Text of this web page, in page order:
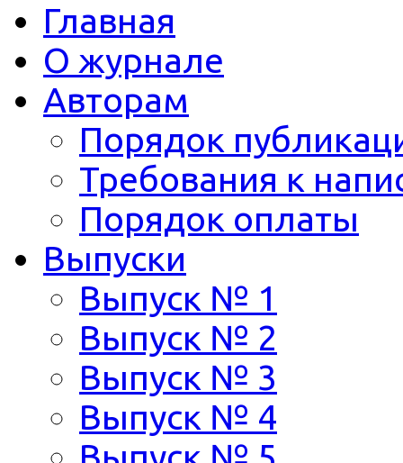
Главная
О журнале
Авторам
Порядок
Требования к
Порядок оплаты
Выпуски
Выпуск № 1
Выпуск № 2
Выпуск № 3
Выпуск № 4